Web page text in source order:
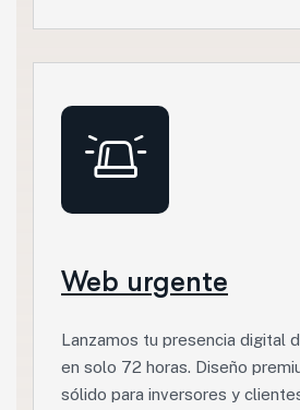
Web urgente
Lanzamos tu presencia digital
en solo 72 horas. Diseño
sólido para inversores y